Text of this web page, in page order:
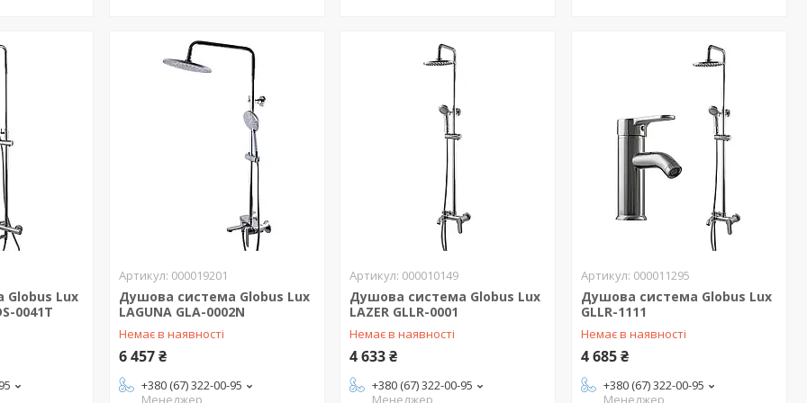
Lux
0041T
000019201
Душова система Globus Lux
LAGUNA GLA-0002N
Немає в наявності
6 457 ₴
+380 (67) 322-00-95
Менеджер
000010149
Душова система Globus Lux
LAZER GLLR-0001
Немає в наявності
4 633 ₴
+380 (67) 322-00-95
Менеджер
000011295
Душова система Globus Lux
GLLR-1111
Немає в наявності
4 685 ₴
+380 (67) 322-00-95
Менеджер